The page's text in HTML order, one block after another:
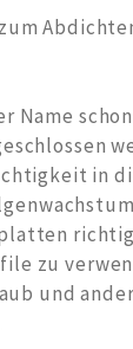
Name
in
zu
und